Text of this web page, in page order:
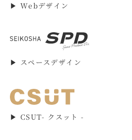
▶︎ Webデザイン
▶︎ スペースデザイン
▶︎ CSUT- クスット -